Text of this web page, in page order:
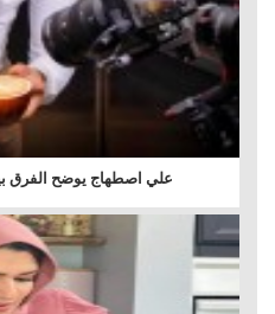
علي اصطهاج يوضح الفرق